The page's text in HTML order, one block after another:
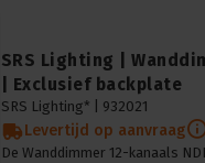
SRS Lighting |
| Exclusief backplate
SRS Lighting* | 932021
Levertijd op aanvraag
De Wanddimmer 12-kanaals